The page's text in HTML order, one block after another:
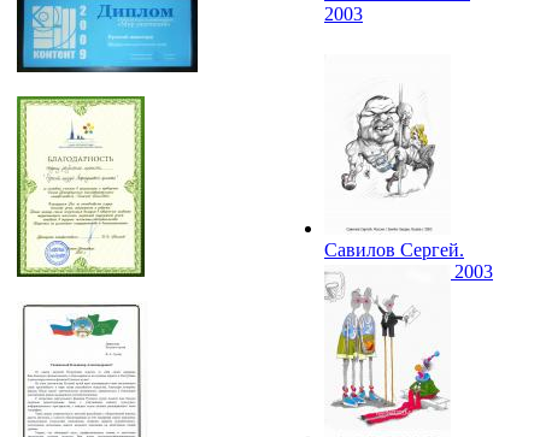
2003
Савилов Сергей.
Майкл Тайсон. 2003